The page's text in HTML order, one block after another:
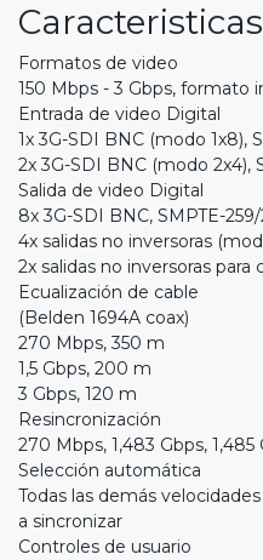
Formatos de video
150 Mbps - 3 Gbps, formato
Entrada de video Digital
1x 3G-SDI BNC (modo 1x8),
2x 3G-SDI BNC (modo 2x4),
Salida de video Digital
8x 3G-SDI BNC, SMPTE-
4x salidas no inversoras
2x salidas no inversoras para
Ecualización de cable
(Belden 1694A coax)
270 Mbps, 350 m
1,5 Gbps, 200 m
3 Gbps, 120 m
Resincronización
270 Mbps, 1,483 Gbps,
Selección automática
Todas las demás
a sincronizar
Controles de usuario